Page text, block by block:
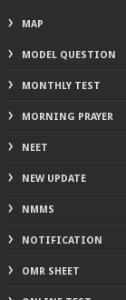
MAP
MODEL QUESTION
MONTHLY TEST
MORNING PRAYER
NEET
NEW UPDATE
NMMS
NOTIFICATION
OMR SHEET